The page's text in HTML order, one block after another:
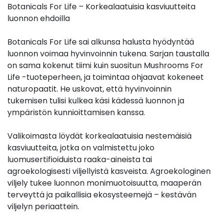
Botanicals For Life – Korkealaatuisia kasviuutteita
luonnon ehdoilla
Botanicals For Life sai alkunsa halusta hyödyntää
luonnon voimaa hyvinvoinnin tukena. Sarjan taustalla
on sama kokenut tiimi kuin suositun Mushrooms For
Life -tuoteperheen, ja toimintaa ohjaavat kokeneet
naturopaatit. He uskovat, että hyvinvoinnin
tukemisen tulisi kulkea käsi kädessä luonnon ja
ympäristön kunnioittamisen kanssa.
Valikoimasta löydät korkealaatuisia nestemäisiä
kasviuutteita, jotka on valmistettu joko
luomusertifioiduista raaka-aineista tai
agroekologisesti viljellyistä kasveista. Agroekologinen
viljely tukee luonnon monimuotoisuutta, maaperän
terveyttä ja paikallisia ekosysteemejä – kestävän
viljelyn periaattein.